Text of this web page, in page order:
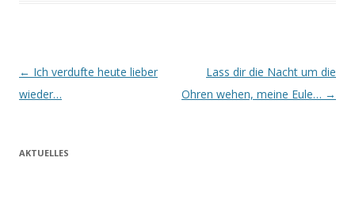
Beitrags-
Navigation
← Ich verdufte heute lieber
wieder…
Lass dir die Nacht um die
Ohren wehen, meine Eule… →
AKTUELLES